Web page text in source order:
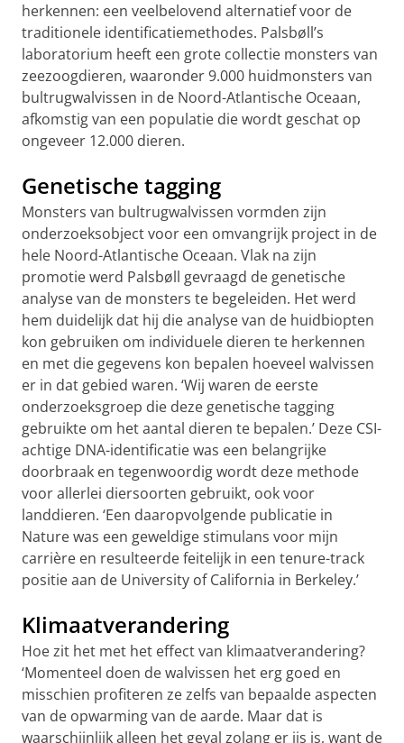
herkennen: een veelbelovend alternatief voor de
traditionele identificatiemethodes. Palsbøll’s
laboratorium heeft een grote collectie monsters van
zeezoogdieren, waaronder 9.000 huidmonsters van
bultrugwalvissen in de Noord-Atlantische Oceaan,
afkomstig van een populatie die wordt geschat op
ongeveer 12.000 dieren.
Genetische tagging
Monsters van bultrugwalvissen vormden zijn
onderzoeksobject voor een omvangrijk project in de
hele Noord-Atlantische Oceaan. Vlak na zijn
promotie werd Palsbøll gevraagd de genetische
analyse van de monsters te begeleiden. Het werd
hem duidelijk dat hij die analyse van de huidbiopten
kon gebruiken om individuele dieren te herkennen
en met die gegevens kon bepalen hoeveel walvissen
er in dat gebied waren. ‘Wij waren de eerste
onderzoeksgroep die deze genetische tagging
gebruikte om het aantal dieren te bepalen.’ Deze CSI-
achtige DNA-identificatie was een belangrijke
doorbraak en tegenwoordig wordt deze methode
voor allerlei diersoorten gebruikt, ook voor
landdieren. ‘Een daaropvolgende publicatie in
Nature was een geweldige stimulans voor mijn
carrière en resulteerde feitelijk in een tenure-track
positie aan de University of California in Berkeley.’
Klimaatverandering
Hoe zit het met het effect van klimaatverandering?
‘Momenteel doen de walvissen het erg goed en
misschien profiteren ze zelfs van bepaalde aspecten
van de opwarming van de aarde. Maar dat is
waarschijnlijk alleen het geval zolang er ijs is, want de